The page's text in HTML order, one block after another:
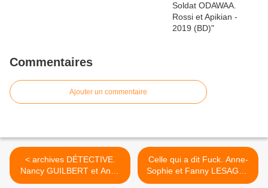
Commentaires
Ajouter un commentaire
< archives DÉTECTIVE.
Nancy GUILBERT et Anna
GRIOT – 2021 (Dès 6 ans)
Celle qui a dit Fuck. Anne-
Sophie et Fanny LESAGE -
2019 >